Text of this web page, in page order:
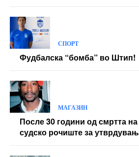
СПОРТ
Фудбалска “бомба” во Штип!
МАГАЗИН
После 30 години од смртта
судско рочиште за